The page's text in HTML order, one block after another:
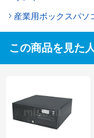
産業用ボックスパソ
この商品を見た